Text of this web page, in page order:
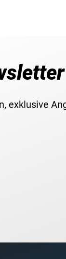
exklusive